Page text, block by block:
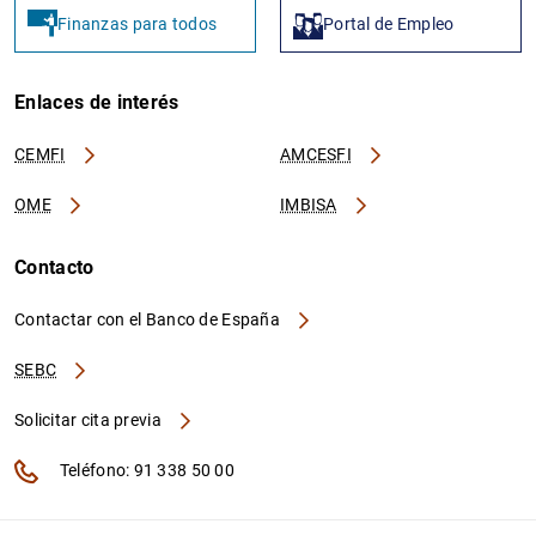
Finanzas para todos Portal de Empleo
Enlaces de interés
CEMFI AMCESFI
OME IMBISA
Contacto
Contactar con el Banco de España
SEBC
Solicitar cita previa
Teléfono: 91 338 50 00